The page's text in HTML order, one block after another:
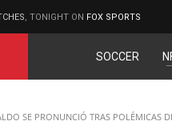
, TONIGHT ON FOX SPORTS
SOCCER
SE PRONUNCIÓ TRAS POLÉMICAS